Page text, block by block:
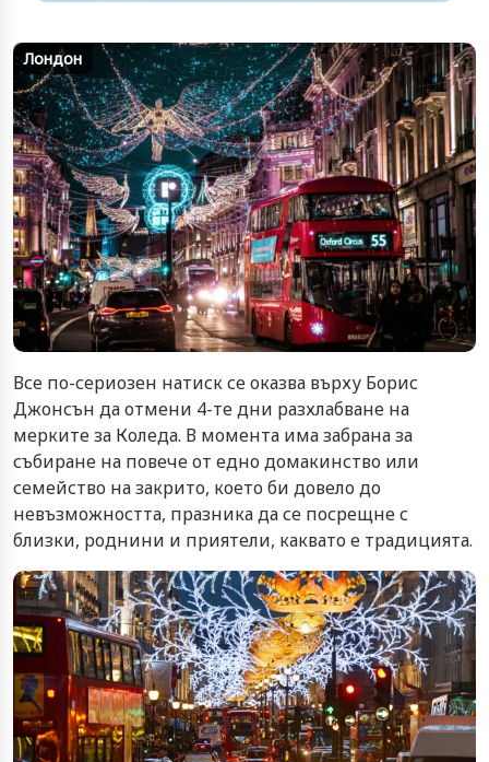
Лондон
Все по-сериозен натиск се оказва върху Борис
Джонсън да отмени 4-те дни разхлабване на
мерките за Коледа. В момента има забрана за
събиране на повече от едно домакинство или
семейство на закрито, което би довело до
невъзможността, празника да се посрещне с
близки, роднини и приятели, каквато е традицията.